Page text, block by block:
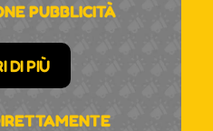
PUBBLICITÀ
DI PIÙ